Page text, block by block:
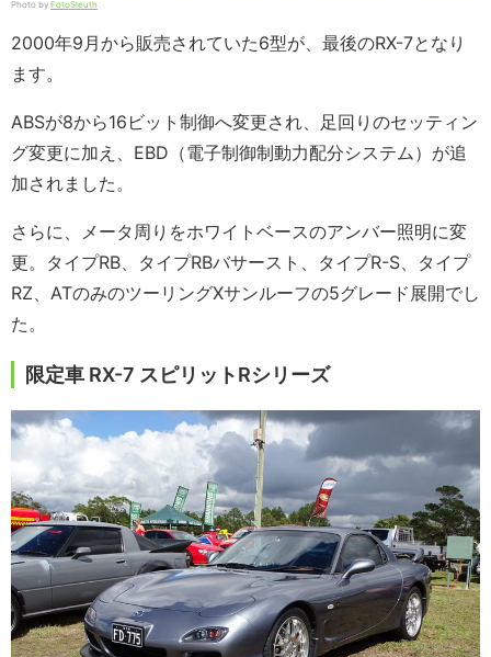
Photo by FotoSleuth
2000年9月から販売されていた6型が、最後のRX-7となり
ます。
ABSが8から16ビット制御へ変更され、足回りのセッティン
グ変更に加え、EBD（電子制御制動力配分システム）が追
加されました。
さらに、メータ周りをホワイトベースのアンバー照明に変
更。タイプRB、タイプRBバサースト、タイプR-S、タイプ
RZ、ATのみのツーリングXサンルーフの5グレード展開でし
た。
限定車 RX-7 スピリットRシリーズ